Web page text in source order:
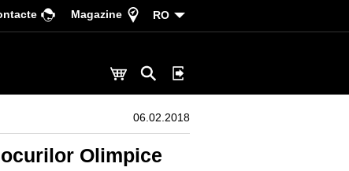
Magazine RO
06.02.2018
Olimpice